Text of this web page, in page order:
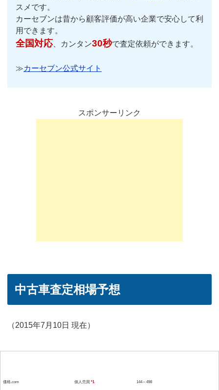
スメです。
カーセブンは昔から顧客評価が高い企業で安心して利
用できます。
全国対応、カンタン30秒で査定依頼ができます。
≫カーセブン公式サイト
スポンサーリンク
中古車査定相場予想
（2015年7月10日 現在）
価格.com 個人売買 *1 144～498